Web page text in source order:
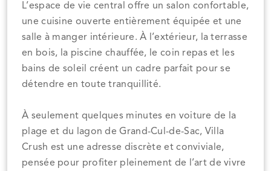
L’espace de vie central offre un salon confortable,
une cuisine ouverte entièrement équipée et une
salle à manger intérieure. À l’extérieur, la terrasse
en bois, la piscine chauffée, le coin repas et les
bains de soleil créent un cadre parfait pour se
détendre en toute tranquillité.
À seulement quelques minutes en voiture de la
plage et du lagon de Grand-Cul-de-Sac, Villa
Crush est une adresse discrète et conviviale,
pensée pour profiter pleinement de l’art de vivre